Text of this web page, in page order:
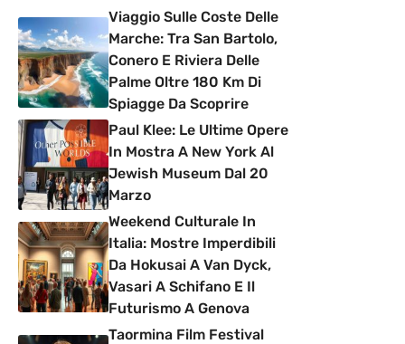
Viaggio Sulle Coste Delle
Marche: Tra San Bartolo,
Conero E Riviera Delle
Palme Oltre 180 Km Di
Spiagge Da Scoprire
Paul Klee: Le Ultime Opere
In Mostra A New York Al
Jewish Museum Dal 20
Marzo
Weekend Culturale In
Italia: Mostre Imperdibili
Da Hokusai A Van Dyck,
Vasari A Schifano E Il
Futurismo A Genova
Taormina Film Festival